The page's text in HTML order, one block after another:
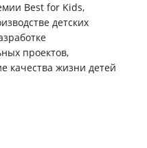
Best for Kids,
детских
проектов,
качества жизни детей